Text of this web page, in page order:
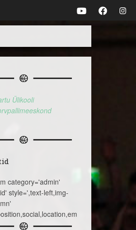
Ülikooli
category='admin'
style=',text-left,img-